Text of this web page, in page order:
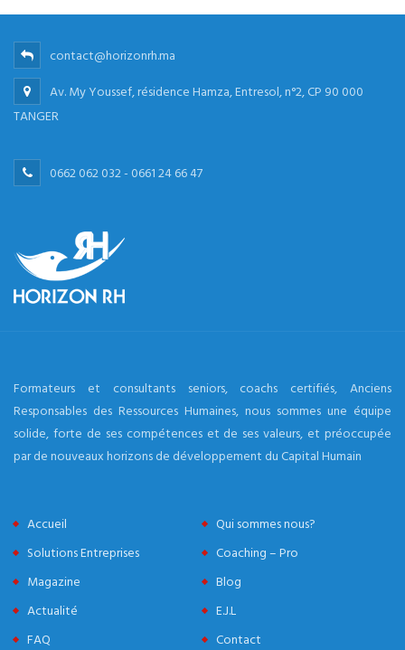
contact@horizonrh.ma
Av. My Youssef, résidence Hamza, Entresol, n°2, CP 90 000
TANGER
0662 062 032 - 0661 24 66 47
Formateurs et consultants seniors, coachs certifiés, Anciens
Responsables des Ressources Humaines, nous sommes une équipe
solide, forte de ses compétences et de ses valeurs, et préoccupée
par de nouveaux horizons de développement du Capital Humain
Accueil
Qui sommes nous?
Solutions Entreprises
Coaching – Pro
Magazine
Blog
Actualité
E.J.L
FAQ
Contact